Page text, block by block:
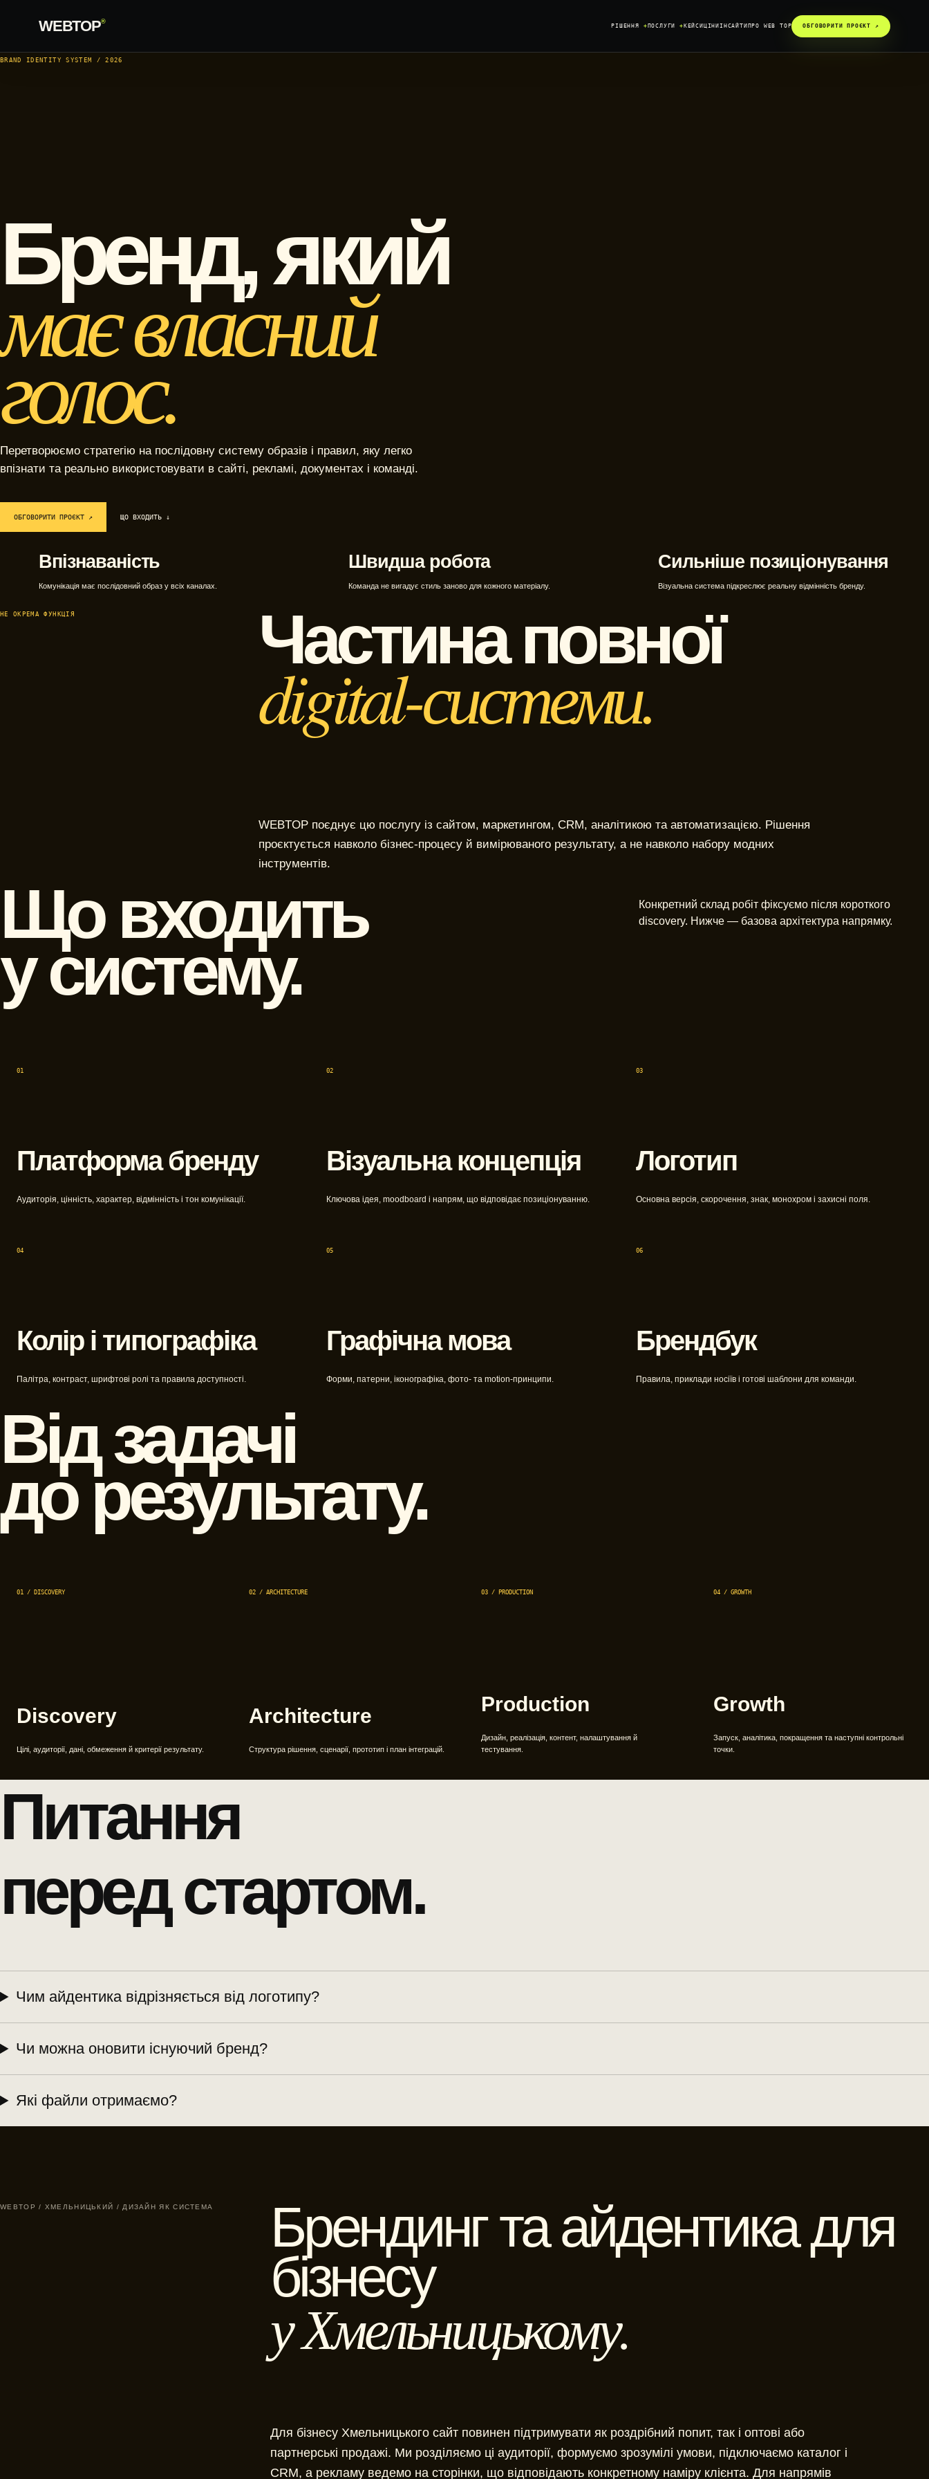
WEBTOP®
РІШЕННЯ +ПОСЛУГИ +КЕЙСИЦІНИІНСАЙТИПРО WEB TOP ОБГОВОРИТИ ПРОЄКТ ↗︎
BRAND IDENTITY SYSTEM / 2026
Бренд, який
має власний
голос.
Перетворюємо стратегію на послідовну систему образів і правил, яку легко
впізнати та реально використовувати в сайті, рекламі, документах і команді.
ОБГОВОРИТИ ПРОЄКТ ↗ ЩО ВХОДИТЬ ↓
Впізнаваність
Комунікація має послідовний образ у всіх каналах.
Швидша робота
Команда не вигадує стиль заново для кожного матеріалу.
Сильніше позиціонування
Візуальна система підкреслює реальну відмінність бренду.
НЕ ОКРЕМА ФУНКЦІЯ Частина повної
digital-системи.
WEBTOP поєднує цю послугу із сайтом, маркетингом, CRM, аналітикою та автоматизацією. Рішення
проєктується навколо бізнес-процесу й вимірюваного результату, а не навколо набору модних
інструментів.
Що входить
у систему.
Конкретний склад робіт фіксуємо після короткого
discovery. Нижче — базова архітектура напрямку.
01
Платформа бренду
Аудиторія, цінність, характер, відмінність і тон комунікації.
02
Візуальна концепція
Ключова ідея, moodboard і напрям, що відповідає позиціонуванню.
03
Логотип
Основна версія, скорочення, знак, монохром і захисні поля.
04
Колір і типографіка
Палітра, контраст, шрифтові ролі та правила доступності.
05
Графічна мова
Форми, патерни, іконографіка, фото- та motion-принципи.
06
Брендбук
Правила, приклади носіїв і готові шаблони для команди.
Від задачі
до результату.
01 / DISCOVERY
Discovery
Цілі, аудиторії, дані, обмеження й критерії результату.
02 / ARCHITECTURE
Architecture
Структура рішення, сценарії, прототип і план інтеграцій.
03 / PRODUCTION
Production
Дизайн, реалізація, контент, налаштування й
тестування.
04 / GROWTH
Growth
Запуск, аналітика, покращення та наступні контрольні
точки.
Питання
перед стартом.
Чим айдентика відрізняється від логотипу?
Чи можна оновити існуючий бренд?
Які файли отримаємо?
WEBTOP / ХМЕЛЬНИЦЬКИЙ / ДИЗАЙН ЯК СИСТЕМА
Брендинг та айдентика для
бізнесу
у Хмельницькому.
Для бізнесу Хмельницького сайт повинен підтримувати як роздрібний попит, так і оптові або
партнерські продажі. Ми розділяємо ці аудиторії, формуємо зрозумілі умови, підключаємо каталог і
CRM, а рекламу ведемо на сторінки, що відповідають конкретному наміру клієнта. Для напрямів